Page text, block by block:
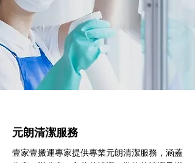
元朗清潔服務
壹家壹搬運專家提供專業元朗清潔服務，涵蓋